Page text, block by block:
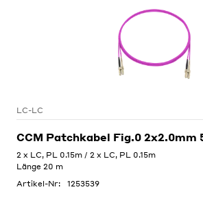
LC-LC
CCM Patchkabel Fig.0 2x2.0mm
2 x LC, PL 0.15m / 2 x LC, PL 0.15m
Länge 20 m
Artikel-Nr:
1253539